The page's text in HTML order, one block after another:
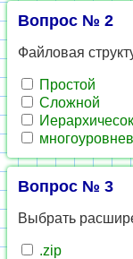
Вопрос № 2
Файловая
Простой
Сложной
Вопрос № 3
Выбрать
.zip